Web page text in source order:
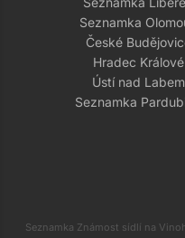
Seznamka
České
Hradec Králové
Ústí nad Labem
Seznamka
Seznamka Známost sídlí na